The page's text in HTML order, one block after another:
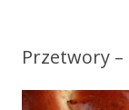
Przetwory